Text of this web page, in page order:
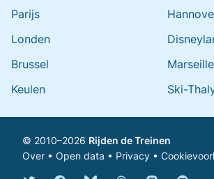
Parijs
Londen
Brussel
Keulen
Marseille
Ski-
© 2010–2026 Rijden de Treinen
Over • Open data • Privacy •